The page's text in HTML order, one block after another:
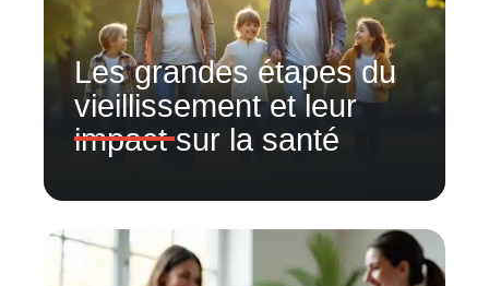
Les grandes étapes du
vieillissement et leur
impact sur la santé